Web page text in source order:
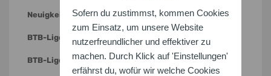
Sofern du zustimmst, kommen Cookies
zum Einsatz, um unsere Website
nutzerfreundlicher und effektiver zu
machen. Durch Klick auf 'Einstellungen'
erfährst du, wofür wir welche Cookies
Neuigkeiten
BTB-Ligen Frauen
BTB-Ligen Männer